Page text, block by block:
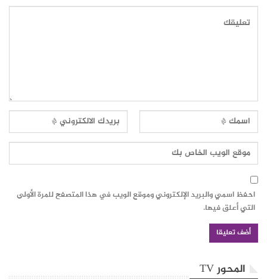
احفظ اسمي والبريد الإلكتروني وموقع الويب في هذا المتصفح للمرة الأولى
التي أعلق فيها.
المحور TV